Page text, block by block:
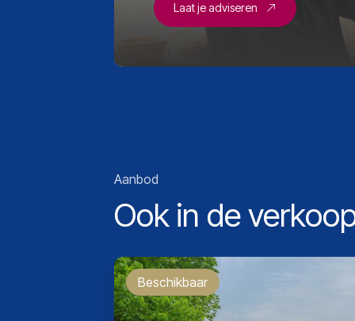
Laat je adviseren
Aanbod
Ook in de
Beschikbaar